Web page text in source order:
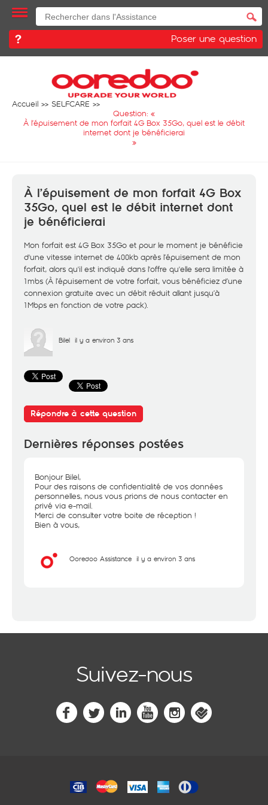
Poser une question
Accueil
SELFCARE
Question: «
À l’épuisement de mon forfait 4G Box 35Go, quel est le débit
internet dont je bénéficierai
»
À l’épuisement de mon forfait 4G Box
35Go, quel est le débit internet dont
je bénéficierai
Mon forfait est 4G Box 35Go et pour le moment je bénéficie
d'une vitesse internet de 400kb après l’épuisement de mon
forfait, alors qu'il est indiqué dans l'offre qu'elle sera limitée à
1mbs (À l’épuisement de votre forfait, vous bénéficiez d’une
connexion gratuite avec un débit réduit allant jusqu’à
1Mbps en fonction de votre pack).
Bilel il y a environ 3 ans
Répondre à cette question
Dernières réponses postées
Bonjour Bilel,
Pour des raisons de confidentialité de vos données
personnelles, nous vous prions de nous contacter en
privé via e-mail.
Merci de consulter votre boite de réception !
Bien à vous,
Ooredoo Assistance il y a environ 3 ans
Suivez-nous